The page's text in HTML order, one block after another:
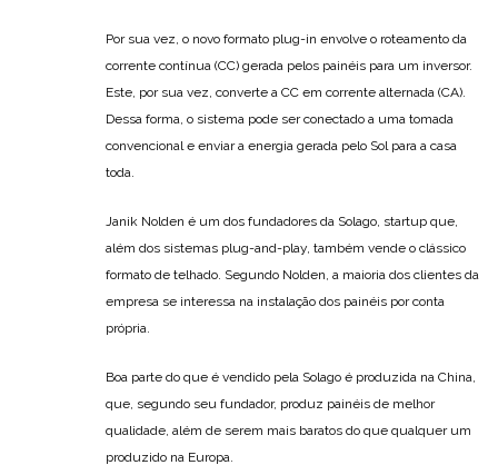
Por sua vez, o novo formato plug-in envolve o roteamento da
corrente contínua (CC) gerada pelos painéis para um inversor.
Este, por sua vez, converte a CC em corrente alternada (CA).
Dessa forma, o sistema pode ser conectado a uma tomada
convencional e enviar a energia gerada pelo Sol para a casa
toda.
Janik Nolden é um dos fundadores da Solago, startup que,
além dos sistemas plug-and-play, também vende o clássico
formato de telhado. Segundo Nolden, a maioria dos clientes da
empresa se interessa na instalação dos painéis por conta
própria.
Boa parte do que é vendido pela Solago é produzida na China,
que, segundo seu fundador, produz painéis de melhor
qualidade, além de serem mais baratos do que qualquer um
produzido na Europa.